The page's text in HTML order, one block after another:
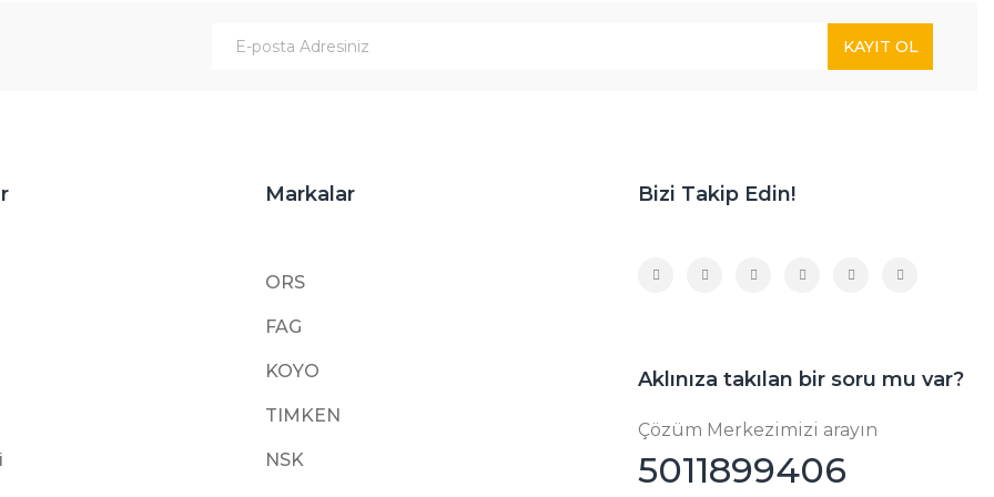
KAYIT OL
Markalar
ORS
FAG
KOYO
TIMKEN
NSK
Bizi Takip Edin!
Aklınıza takılan bir soru mu var?
Çözüm Merkezimizi arayın
5011899406